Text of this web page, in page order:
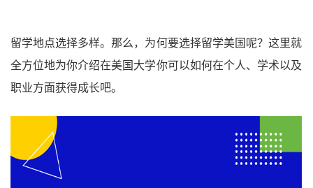
留学地点选择多样。那么，为何要选择留学美国呢？这里就
全方位地为你介绍在美国大学你可以如何在个人、学术以及
职业方面获得成长吧。